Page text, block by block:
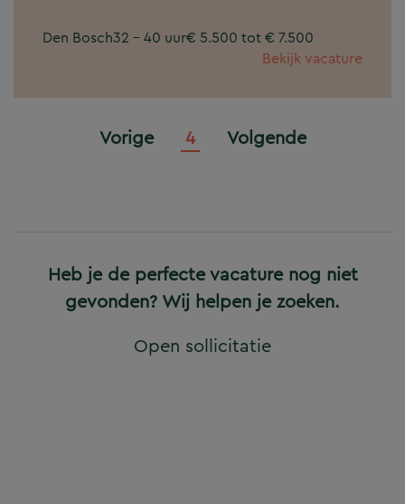
Den Bosch32 - 40 uur€ 5.500 tot € 7.500
Bekijk vacature
Vorige 4 Volgende
Heb je de perfecte vacature nog niet
gevonden? Wij helpen je zoeken.
Open sollicitatie